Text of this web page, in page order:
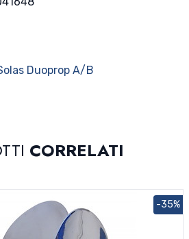
Duoprop A/B
CORRELATI
-35%